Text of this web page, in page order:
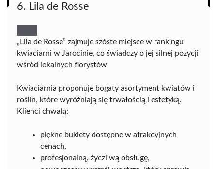
6. Lila de Rosse
„Lila de Rosse” zajmuje szóste miejsce w rankingu
kwiaciarni w Jarocinie, co świadczy o jej silnej pozycji
wśród lokalnych florystów.
Kwiaciarnia proponuje bogaty asortyment kwiatów i
roślin, które wyróżniają się trwałością i estetyką.
Klienci chwalą:
piękne bukiety dostępne w atrakcyjnych
cenach,
profesjonalną, życzliwą obsługę,